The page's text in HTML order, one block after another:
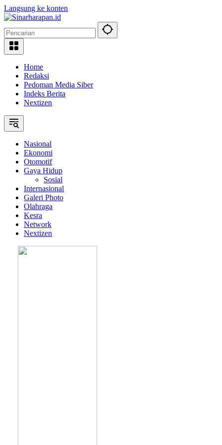
Langsung ke konten
Home
Redaksi
Pedoman Media Siber
Indeks Berita
Nextizen
Nasional
Ekonomi
Otomotif
Gaya Hidup
Sosial
Internasional
Galeri Photo
Olahraga
Kesra
Network
Nextizen